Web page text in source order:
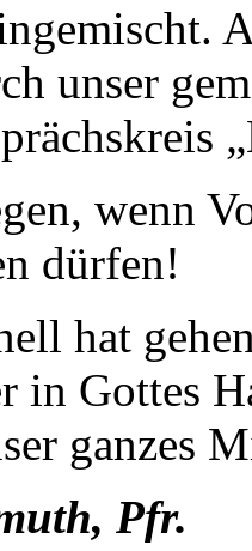
unser
wenn
dürfen!
hat
in Gottes
Pfr.